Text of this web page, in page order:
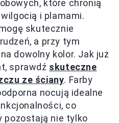
które chronią
i plamami.
skutecznie
a przy tym
dowolny kolor. Jak już
sprawdź skuteczne
ze ściany. Farby
nocują idealne
co
pozostają nie tylko